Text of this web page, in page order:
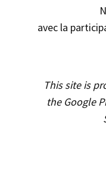
avec la
This site is
the Google